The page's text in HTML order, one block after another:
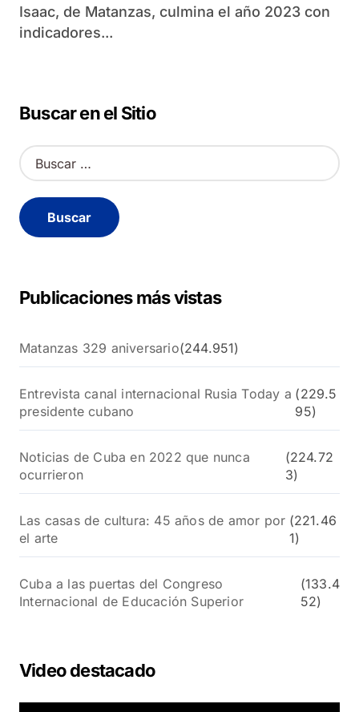
Isaac, de Matanzas, culmina el año 2023 con
indicadores...
Buscar en el Sitio
B
u
c
a
Publicaciones más vistas
Matanzas 329 aniversario(244.951)
Entrevista canal internacional Rusia Today a
presidente cubano
(229.5
95)
Noticias de Cuba en 2022 que nunca
ocurrieron
(224.72
3)
Las casas de cultura: 45 años de amor por
el arte
(221.46
1)
Cuba a las puertas del Congreso
Internacional de Educación Superior
(133.4
52)
Video destacado